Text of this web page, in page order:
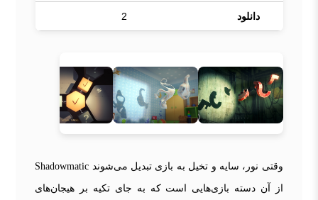
دانلود 2
وقتی نور، سایه و تخیل به بازی تبدیل می‌شوند Shadowmatic
از آن دسته بازی‌هایی است که به جای تکیه بر هیجان‌های